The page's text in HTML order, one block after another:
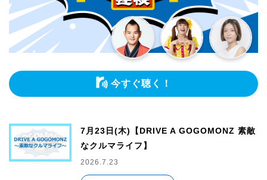
今すぐ聴く！
7月23日(木)【DRIVE A GOGOMONZ 素敵
なクルマライフ】
2026.7.23